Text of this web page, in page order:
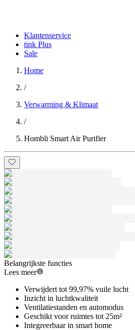
Klantenservice
tink Plus
Sale
Home
/
Verwarming & Klimaat
/
Hombli Smart Air Purifier
Belangrijkste functies
Lees meer
Verwijdert tot 99,97% vuile lucht
Inzicht in luchtkwaliteit
Ventilatiestanden en automodus
Geschikt voor ruimtes tot 25m²
Integreerbaar in smart home